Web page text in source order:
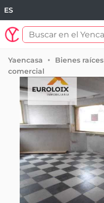
ES
Yaencasa Bienes raíces
comercial